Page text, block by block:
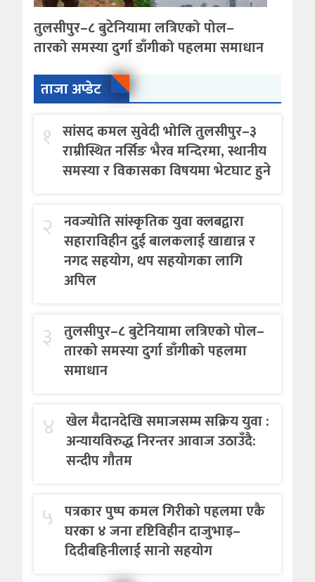
तुलसीपुर–८ बुटेनियामा लत्रिएको पोल–
तारको समस्या दुर्गा डाँगीको पहलमा समाधान
ताजा अप्डेट
१ सांसद कमल सुवेदी भोलि तुलसीपुर–३
राम्रीस्थित नर्सिङ भैरव मन्दिरमा, स्थानीय
समस्या र विकासका विषयमा भेटघाट हुने
२ नवज्योति सांस्कृतिक युवा क्लबद्वारा
सहाराविहीन दुई बालकलाई खाद्यान्न र
नगद सहयोग, थप सहयोगका लागि
अपिल
३ तुलसीपुर–८ बुटेनियामा लत्रिएको पोल–
तारको समस्या दुर्गा डाँगीको पहलमा
समाधान
४ खेल मैदानदेखि समाजसम्म सक्रिय युवा :
अन्यायविरुद्ध निरन्तर आवाज उठाउँदै:
सन्दीप गौतम
५ पत्रकार पुष्प कमल गिरीको पहलमा एकै
घरका ४ जना दृष्टिविहीन दाजुभाइ–
दिदीबहिनीलाई सानो सहयोग